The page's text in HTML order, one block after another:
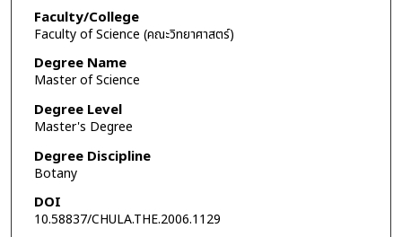
Faculty/College
Faculty of Science (คณะวิทยาศาสตร์)
Degree Name
Master of Science
Degree Level
Master's Degree
Degree Discipline
Botany
DOI
10.58837/CHULA.THE.2006.1129